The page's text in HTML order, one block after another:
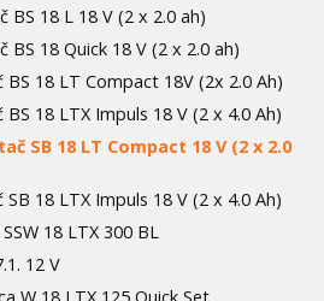
BS 18 L 18 V (2 x 2.0 ah)
BS 18 Quick 18 V (2 x 2.0 ah)
BS 18 LT Compact 18V (2x 2.0 Ah)
18 LTX Impuls 18 V (2 x 4.0 Ah)
SB 18 LT Compact 18 V (2 x 2.0
18 LTX Impuls 18 V (2 x 4.0 Ah)
18 LTX 300 BL
12 V